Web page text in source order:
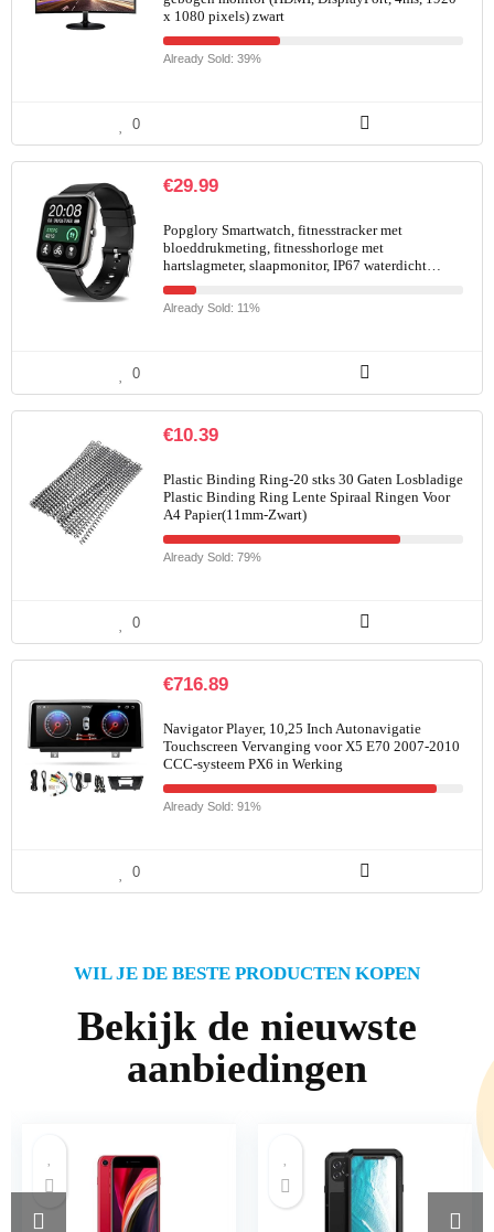
x 1080 pixels) zwart
Already Sold: 39%
0
€29.99
Popglory Smartwatch, fitnesstracker met
bloeddrukmeting, fitnesshorloge met
hartslagmeter, slaapmonitor, IP67 waterdicht…
Already Sold: 11%
0
€10.39
Plastic Binding Ring-20 stks 30 Gaten Losbladige
Plastic Binding Ring Lente Spiraal Ringen Voor
A4 Papier(11mm-Zwart)
Already Sold: 79%
0
€716.89
Navigator Player, 10,25 Inch Autonavigatie
Touchscreen Vervanging voor X5 E70 2007-2010
CCC-systeem PX6 in Werking
Already Sold: 91%
0
WIL JE DE BESTE PRODUCTEN KOPEN
Bekijk de nieuwste
aanbiedingen